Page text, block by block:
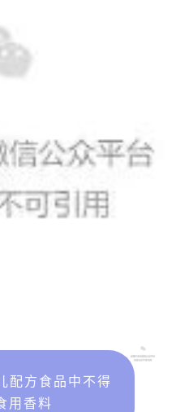
配方食品中不得
用香料